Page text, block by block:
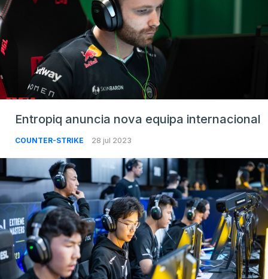
Entropiq anuncia nova equipa internacional
COUNTER-STRIKE 28 jul 2023